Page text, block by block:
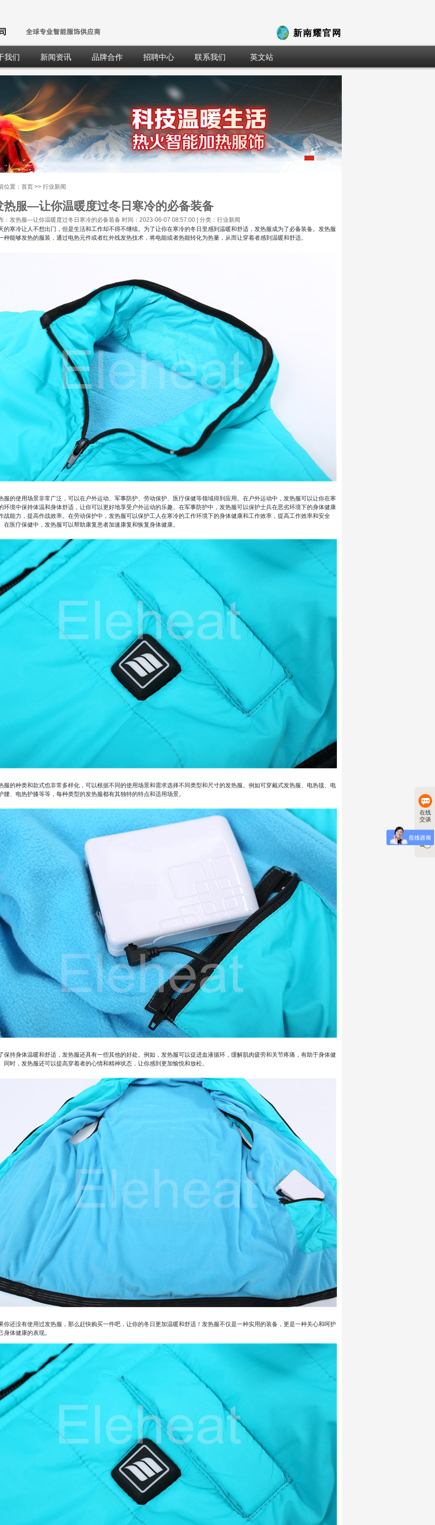
新南耀官网
我们 新闻资讯 品牌合作 招聘中心 联系我们 英文站
位置： 首页 >> 行业新闻
热服—让你温暖度过冬日寒冷的必备装备
： 发热服—让你温暖度过冬日寒冷的必备装备 时间：2023-06-07 08:57:00 | 分类：行业新闻
的寒冷让人不想出门，但是生活和工作却不得不继续。为了让你在寒冷的冬日里感到温暖和舒适，发热服成为了必备装备。发热服
种能够发热的服装，通过电热元件或者红外线发热技术，将电能或者热能转化为热量，从而让穿着者感到温暖和舒适。
服的使用场景非常广泛，可以在户外运动、军事防护、劳动保护、医疗保健等领域得到应用。在户外运动中，发热服可以让你在寒
环境中保持体温和身体舒适，让你可以更好地享受户外运动的乐趣。在军事防护中，发热服可以保护士兵在恶劣环境下的身体健康
战能力，提高作战效率。在劳动保护中，发热服可以保护工人在寒冷的工作环境下的身体健康和工作效率，提高工作效率和安全
在医疗保健中，发热服可以帮助康复患者加速康复和恢复身体健康。
服的种类和款式也非常多样化，可以根据不同的使用场景和需求选择不同类型和尺寸的发热服。例如可穿戴式发热服、电热毯、电
腰、电热护膝等等，每种类型的发热服都有其独特的特点和适用场景。
保持身体温暖和舒适，发热服还具有一些其他的好处。例如，发热服可以促进血液循环，缓解肌肉疲劳和关节疼痛，有助于身体健
同时，发热服还可以提高穿着者的心情和精神状态，让你感到更加愉悦和放松。
你还没有使用过发热服，那么赶快购买一件吧，让你的冬日更加温暖和舒适！发热服不仅是一种实用的装备，更是一种关心和呵护
身体健康的表现。
在线
交谈